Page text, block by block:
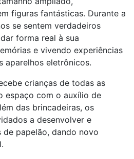
figuras fantásticas. Durante a
se sentem verdadeiros
forma real à sua
e vivendo experiências
aparelhos eletrônicos.
crianças de todas as
espaço com o auxílio de
das brincadeiras, os
a desenvolver e
papelão, dando novo